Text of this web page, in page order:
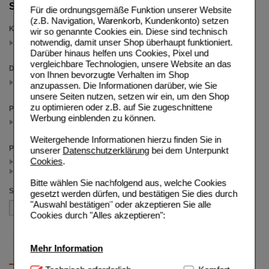
Für die ordnungsgemäße Funktion unserer Website
(z.B. Navigation, Warenkorb, Kundenkonto) setzen
wir so genannte Cookies ein. Diese sind technisch
notwendig, damit unser Shop überhaupt funktioniert.
Darüber hinaus helfen uns Cookies, Pixel und
vergleichbare Technologien, unsere Website an das
von Ihnen bevorzugte Verhalten im Shop
anzupassen. Die Informationen darüber, wie Sie
unsere Seiten nutzen, setzen wir ein, um den Shop
zu optimieren oder z.B. auf Sie zugeschnittene
Werbung einblenden zu können.
Weitergehende Informationen hierzu finden Sie in
unserer Datenschutzerklärungbei dem Unterpunkt
Cookies.
Bitte wählen Sie nachfolgend aus, welche Cookies
gesetzt werden dürfen, und bestätigen Sie dies durch
"Auswahl bestätigen" oder akzeptieren Sie alle
Cookies durch "Alles akzeptieren":
Mehr Information
Suche verfeinern
Kategorien
Herz & Herzfunktion
(auswahl entfernen)
Darreichungsform
Filmtabletten
(auswahl entfernen)
Packungsgröße
120 St
Preis
< 20.00 (2)
Sortieren nach